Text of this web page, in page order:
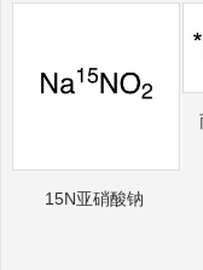
15N亚硝酸钠